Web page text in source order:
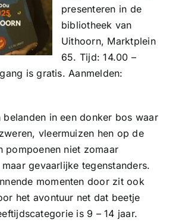
presenteren in de
bibliotheek van
Uithoorn, Marktplein
65. Tijd: 14.00 –
is gratis. Aanmelden:
belanden in een donker bos waar
vleermuizen hen op de
pompoenen niet zomaar
gevaarlijke tegenstanders.
momenten door zit ook
het avontuur net dat beetje
is 9 – 14 jaar.